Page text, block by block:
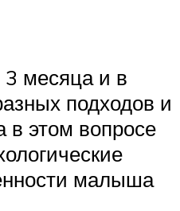
3 месяца и в
подходов и
в этом вопросе
малыша